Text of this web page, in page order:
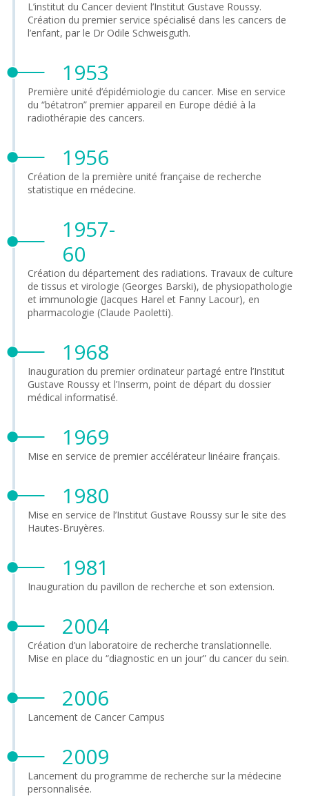
L’institut du Cancer devient l’Institut Gustave Roussy.
Création du premier service spécialisé dans les cancers de
l’enfant, par le Dr Odile Schweisguth.
1953
Première unité d’épidémiologie du cancer. Mise en service
du “bétatron” premier appareil en Europe dédié à la
radiothérapie des cancers.
1956
Création de la première unité française de recherche
statistique en médecine.
1957-
60
Création du département des radiations. Travaux de culture
de tissus et virologie (Georges Barski), de physiopathologie
et immunologie (Jacques Harel et Fanny Lacour), en
pharmacologie (Claude Paoletti).
1968
Inauguration du premier ordinateur partagé entre l’Institut
Gustave Roussy et l’Inserm, point de départ du dossier
médical informatisé.
1969
Mise en service de premier accélérateur linéaire français.
1980
Mise en service de l’Institut Gustave Roussy sur le site des
Hautes-Bruyères.
1981
Inauguration du pavillon de recherche et son extension.
2004
Création d’un laboratoire de recherche translationnelle.
Mise en place du “diagnostic en un jour” du cancer du sein.
2006
Lancement de Cancer Campus
2009
Lancement du programme de recherche sur la médecine
personnalisée.